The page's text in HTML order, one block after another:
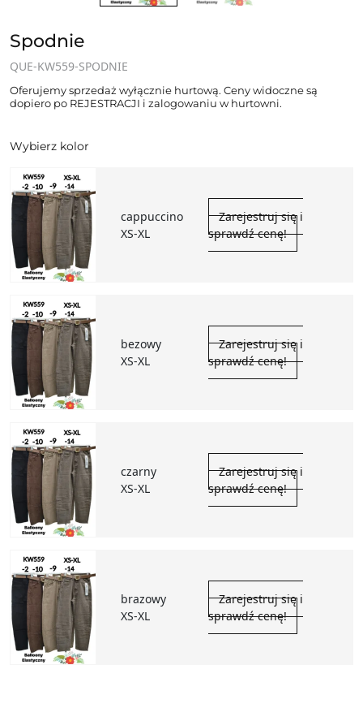
Spodnie
QUE-KW559-SPODNIE
Oferujemy sprzedaż wyłącznie hurtową. Ceny widoczne są
dopiero po REJESTRACJI i zalogowaniu w hurtowni.
Wybierz kolor
cappuccino
XS-XL
Zarejestruj się i
sprawdź cenę!
bezowy
XS-XL
Zarejestruj się i
sprawdź cenę!
czarny
XS-XL
Zarejestruj się i
sprawdź cenę!
brazowy
XS-XL
Zarejestruj się i
sprawdź cenę!